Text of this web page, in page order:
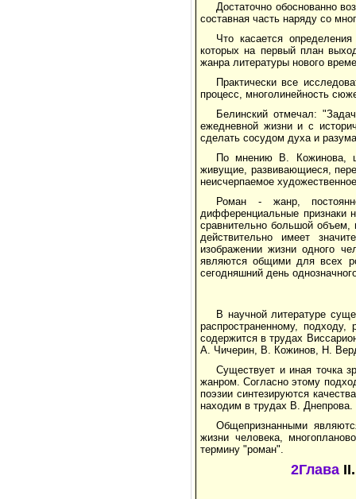
Достаточно обоснованно
составная часть наряду со
Что касается
которых на первый план
жанра литературы нового
Практически все
процесс, многолинейность
Белинский отмечал:
ежедневной жизни и с
сделать сосудом духа и
По мнению В. Кожинова,
живущие, развивающиеся,
неисчерпаемое
Роман - жанр,
дифференциальные признаки
сравнительно большой объем,
действительно имеет
изображении жизни одного
являются общими для всех
сегодняшний день
В научной литературе
распространенному, подходу,
содержится в трудах
А. Чичерин, В. Кожинов, Н.
Существует и иная точка
жанром. Согласно этому
поэзии синтезируются
находим в трудах В. Днепрова.
Общепризнанными
жизни человека,
термину "роман".
2Глава